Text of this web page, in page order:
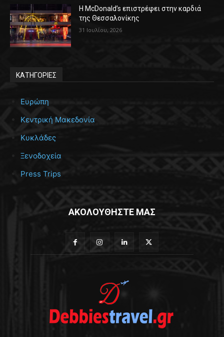
Η McDonald’s επιστρέφει στην καρδιά
της Θεσσαλονίκης
31 Ιουλίου, 2026
ΚΑΤΗΓΟΡΙΕΣ
Ευρώπη
Κεντρική Μακεδονία
Κυκλάδες
Ξενοδοχεία
Press Trips
ΑΚΟΛΟΥΘΗΣΤΕ ΜΑΣ